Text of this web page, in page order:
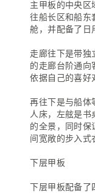
主甲板的中央区
往船长区和船东
舱，并配备了日
走廊往下是带独
的走廊台阶通向
依据自己的喜好
再往下是与船体
人床，左舷是书
的全景，同时保
间宽敞的步入式
下层甲板
下层甲板配备了